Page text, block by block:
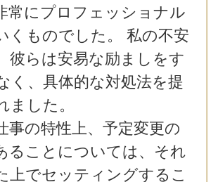
常にプロフェッショナル
くものでした。 私の不安
彼らは安易な励ましをす
く、具体的な対処法を提
ました。
事の特性上、予定変更の
ることについては、それ
上でセッティングするこ